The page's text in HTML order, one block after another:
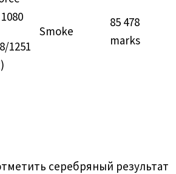
1251
Smoke
85 478
marks
серебряный результат